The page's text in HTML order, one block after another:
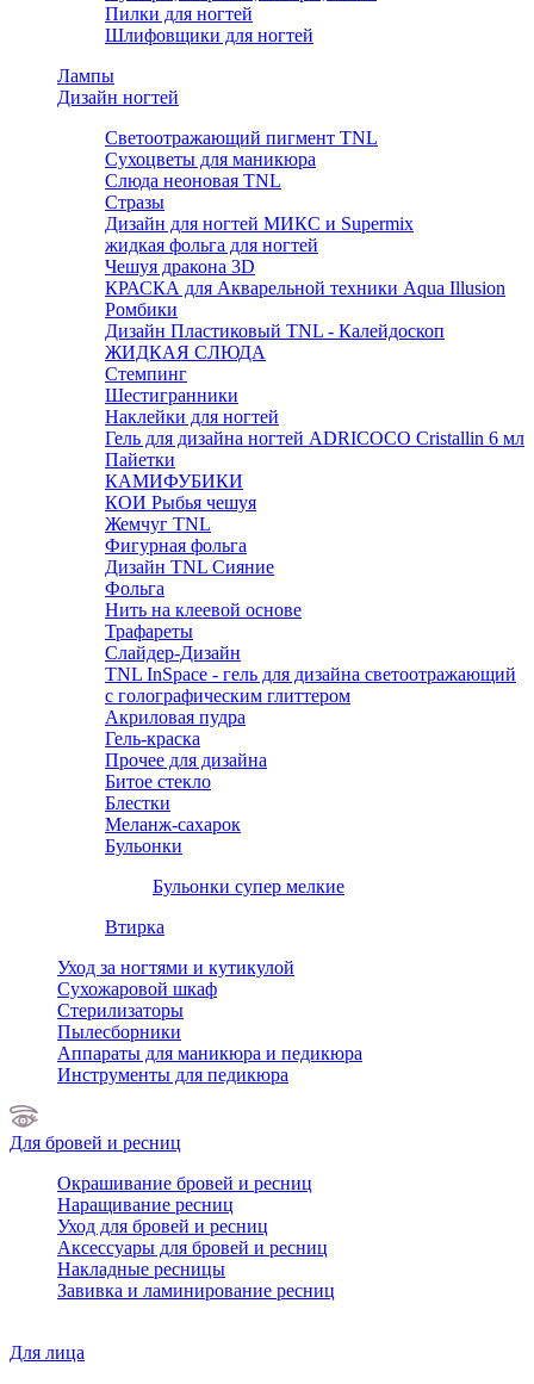
Пилки для ногтей
Шлифовщики для ногтей
Лампы
Дизайн ногтей
Светоотражающий пигмент TNL
Сухоцветы для маникюра
Слюда неоновая TNL
Стразы
Дизайн для ногтей МИКС и Supermix
жидкая фольга для ногтей
Чешуя дракона 3D
КРАСКА для Акварельной техники Aqua Illusion
Ромбики
Дизайн Пластиковый TNL - Калейдоскоп
ЖИДКАЯ СЛЮДА
Стемпинг
Шестигранники
Наклейки для ногтей
Гель для дизайна ногтей ADRICOCO Cristallin 6 мл
Пайетки
КАМИФУБИКИ
КОИ Рыбья чешуя
Жемчуг TNL
Фигурная фольга
Дизайн TNL Сияние
Фольга
Нить на клеевой основе
Трафареты
Слайдер-Дизайн
TNL InSpace - гель для дизайна светоотражающий
с голографическим глиттером
Акриловая пудра
Гель-краска
Прочее для дизайна
Битое стекло
Блестки
Меланж-сахарок
Бульонки
Бульонки супер мелкие
Втирка
Уход за ногтями и кутикулой
Сухожаровой шкаф
Стерилизаторы
Пылесборники
Аппараты для маникюра и педикюра
Инструменты для педикюра
Для бровей и ресниц
Окрашивание бровей и ресниц
Наращивание ресниц
Уход для бровей и ресниц
Аксессуары для бровей и ресниц
Накладные ресницы
Завивка и ламинирование ресниц
Для лица